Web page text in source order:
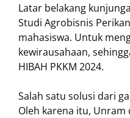
Latar belakang
Studi Agrobisnis
mahasiswa. Untuk
kewirausahaan,
HIBAH PKKM 2024.
Salah satu solusi dari
Oleh karena itu,